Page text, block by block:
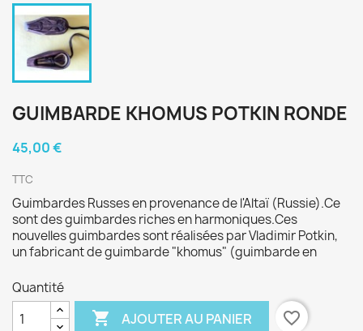
GUIMBARDE KHOMUS POTKIN RONDE
45,00 €
TTC
Guimbardes Russes en provenance de l'Altaï (Russie).Ce
sont des guimbardes riches en harmoniques.Ces
nouvelles guimbardes sont réalisées par Vladimir Potkin,
un fabricant de guimbarde "khomus" (guimbarde en
Quantité
 AJOUTER AU PANIER favorite_border